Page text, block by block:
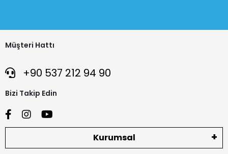
Müşteri Hattı
+90 537 212 94 90
Bizi Takip Edin
Kurumsal